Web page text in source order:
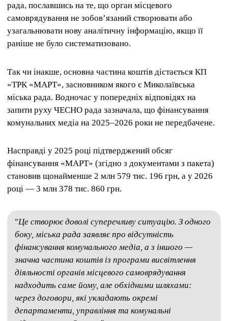
рада, пославшись на те, що орган місцевого
самоврядування не зобов’язаний створювати або
узагальнювати нову аналітичну інформацію, якщо її
раніше не було систематизовано.
Так чи інакше, основна частина коштів дістається КП
«ТРК «МАРТ», засновником якого є Миколаївська
міська рада. Водночас у попередніх відповідях на
запити руху ЧЕСНО рада зазначала, що фінансування
комунальних медіа на 2025–2026 роки не передбачене.
Насправді у 2025 році підтверджений обсяг
фінансування «МАРТ» (згідно з документами з пакета)
становив щонайменше 2 млн 579 тис. 196 грн, а у 2026
році — 3 млн 378 тис. 860 грн.
"Це створює доволі суперечливу ситуацію. З одного
боку, міська рада заявляє про відсутність
фінансування комунального медіа, а з іншого —
значна частина коштів із програми висвітлення
діяльності органів місцевого самоврядування
надходить саме йому, але обхідними шляхами:
через договори, які укладають окремі
департаменти, управління та комунальні